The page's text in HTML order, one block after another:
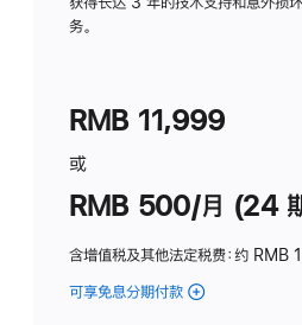
务。
RMB 11,999
或
RMB 500/月 (24
含增值税及其他法定税费：约 RMB
可享免息分期付款 (Studio